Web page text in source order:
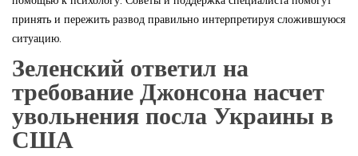
принять и пережить развод правильно интерпретируя сложившуюся
ситуацию.
Зеленский ответил на
требование Джонсона насчет
увольнения посла Украины в
США